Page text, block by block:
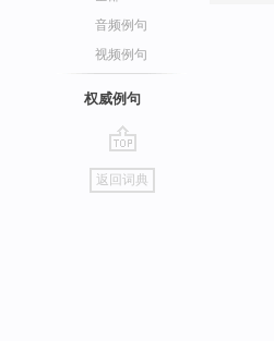
音频例句
视频例句
权威例句
go
top
返回词典